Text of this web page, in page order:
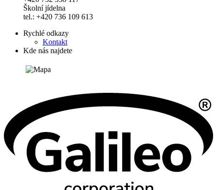
Školní jídelna
tel.: +420 736 109 613
Rychlé odkazy
Kontakt
Kde nás najdete